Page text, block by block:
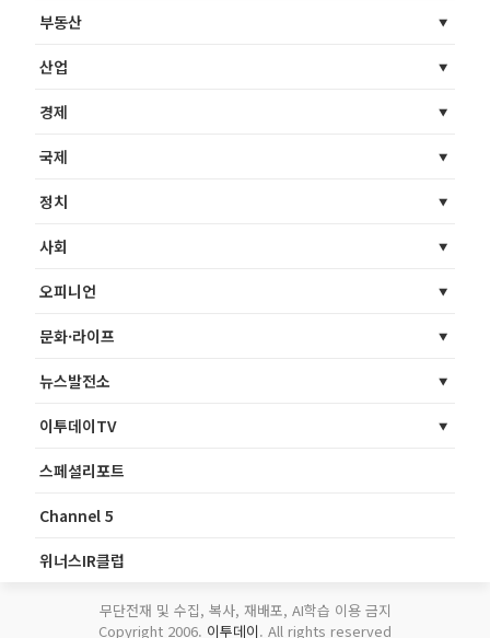
부동산
산업
경제
국제
정치
사회
오피니언
문화·라이프
뉴스발전소
이투데이TV
스페셜리포트
Channel 5
위너스IR클럽
무단전재 및 수집, 복사, 재배포, AI학습 이용 금지
Copyright 2006. 이투데이. All rights reserved